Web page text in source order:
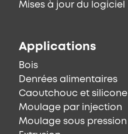
Mises à jour du logiciel
Applications
Bois
Denrées alimentaires
Caoutchouc et silicone
Moulage par injection
Moulage sous pression